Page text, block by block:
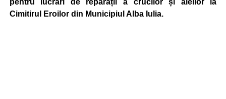
pentru lucrări de reparații a crucilor și aleilor la
Cimitirul Eroilor din Municipiul Alba Iulia.